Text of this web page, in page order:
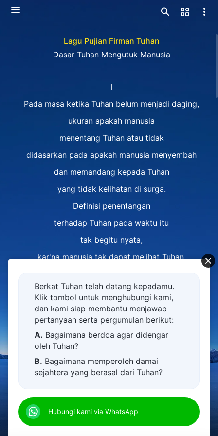
Lagu Pujian Firman Tuhan
Dasar Tuhan Mengutuk Manusia
I
Pada masa ketika Tuhan belum menjadi daging,
ukuran apakah manusia
menentang Tuhan atau tidak
didasarkan pada apakah manusia menyembah
dan memandang kepada Tuhan
yang tidak kelihatan di surga.
Definisi penentangan
terhadap Tuhan pada waktu itu
tak begitu nyata,
kar'na manusia tak dapat melihat Tuhan,
seperti apa tepatnya gambar Tuhan itu,
atau bagaimana tepatnya
Dia bekerja dan berfirman.
Manusia sama sekali tidak memiliki
gagasan tentang Tuhan,
dan mereka percaya kepada Tuhan
karena Tuhan belum menampakkan diri
kepada manusia.
Berkat Tuhan telah datang kepadamu.
Klik tombol untuk menghubungi kami,
dan kami siap membantu menjawab
pertanyaan serta pergumulan berikut:
A. Bagaimana berdoa agar didengar
oleh Tuhan?
B. Bagaimana memperoleh damai
sejahtera yang berasal dari Tuhan?
D.
dekat kepada Tuhan.
E.Bagaimana menyambut kedatangan
Hubungi kami via WhatsApp